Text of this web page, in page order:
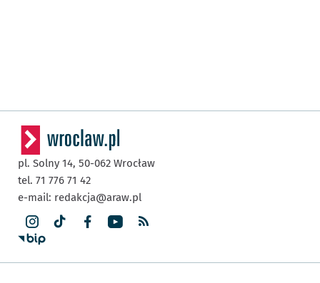
pl. Solny 14, 50-062 Wrocław
tel. 71 776 71 42
e-mail: redakcja@araw.pl